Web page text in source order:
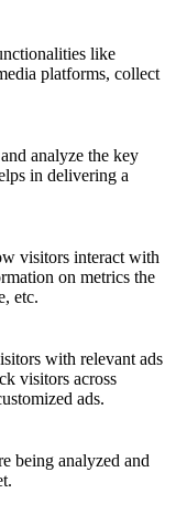
like
platforms, collect
analyze the key
in delivering a
visitors interact with
on metrics the
etc.
with relevant ads
visitors across
ads.
being analyzed and